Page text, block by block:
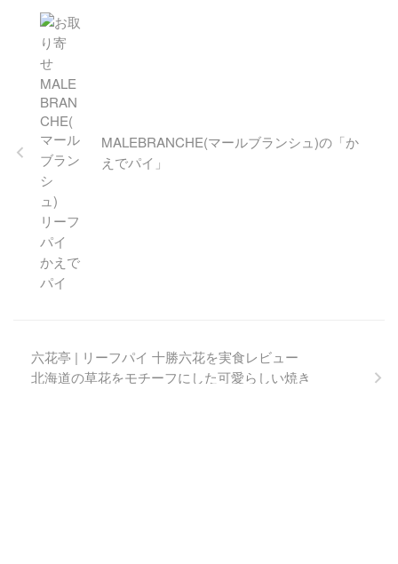
内容,アレルギー,ラインアップ,
店舗,ラッピング,スイーツ,贈り
物,ギフト,贈答品,手みやげ,手
土産,プレゼント,お土産,おみや
げ,青森,弘前,津軽塗,フォトジ
ェニック,インスタ映
え,Angelique,アンジェリック,
津軽香々欧州,話題MALEBRANCHE(マールブランシュ)の「か
えでパイ」
六花亭 | リーフパイ 十勝六花を実食レビュー
北海道の草花をモチーフにした可愛らしい焼き